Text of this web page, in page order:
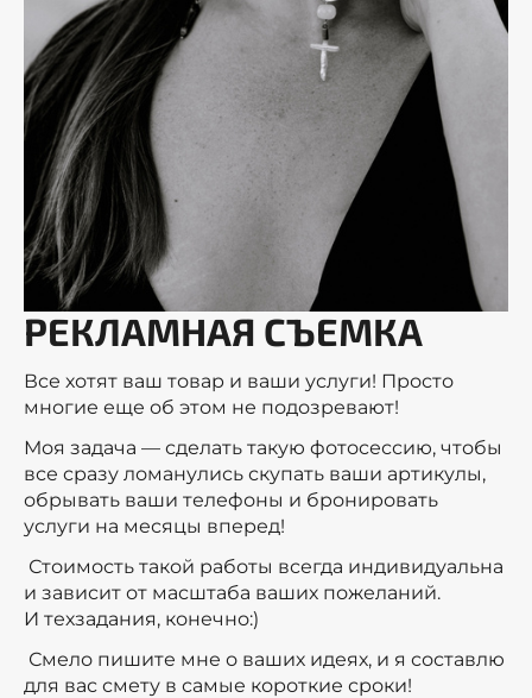
РЕКЛАМНАЯ СЪЕМКА
Все хотят ваш товар и ваши услуги! Просто
многие еще об этом не подозревают!
Моя задача — сделать такую фотосессию, чтобы
все сразу ломанулись скупать ваши артикулы,
обрывать ваши телефоны и бронировать
услуги на месяцы вперед!
Стоимость такой работы всегда индивидуальна
и зависит от масштаба ваших пожеланий.
И техзадания, конечно:)
Смело пишите мне о ваших идеях, и я составлю
для вас смету в самые короткие сроки!